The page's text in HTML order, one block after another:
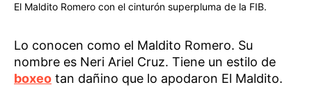
El Maldito Romero con el cinturón superpluma de la FIB.
Lo conocen como el Maldito Romero. Su
nombre es Neri Ariel Cruz. Tiene un estilo de
boxeo tan dañino que lo apodaron El Maldito.